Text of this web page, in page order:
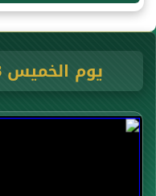
يوم الخميس 23 صفر 1448 هجرية